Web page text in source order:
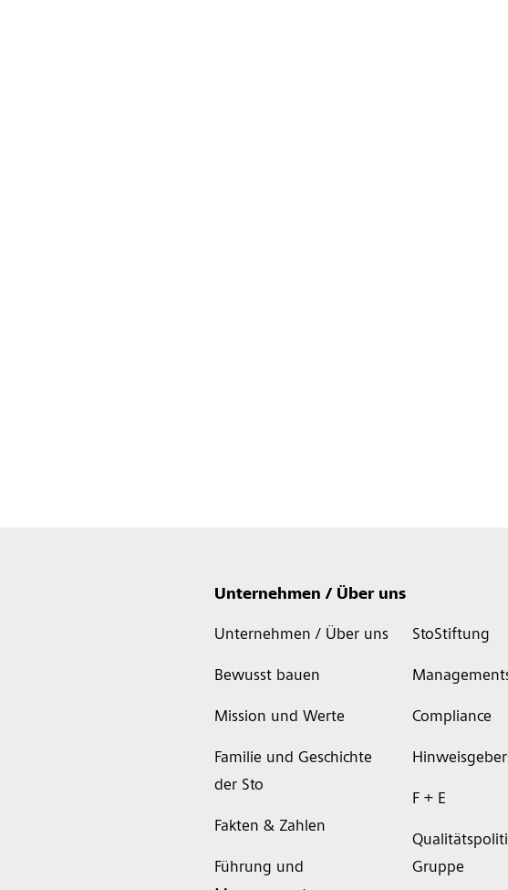
Unternehmen / Über uns
Unternehmen / Über uns
Bewusst bauen
Mission und Werte
Familie und Geschichte
der Sto
Fakten & Zahlen
Führung und
StoStiftung
Compliance
F + E
Gruppe